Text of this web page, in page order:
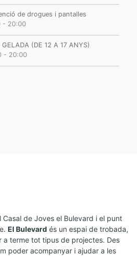
de drogues i pantalles
- 20:00
GELADA (DE 12 A 17 ANYS)
- 20:00
de Joves el Bulevard i el punt
El Bulevard és un espai de trobada,
terme tot tipus de projectes. Des
poder acompanyar i ajudar a les